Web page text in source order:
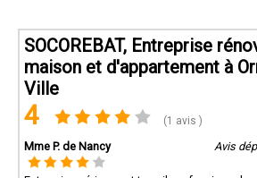
SOCOREBAT, Entreprise
maison et d'appartement à
Ville
4 (1 avis )
Mme P. de Nancy Avis